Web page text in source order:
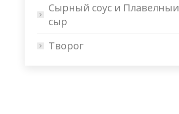
Сырный соус и Плавелныи
сыр
Творог